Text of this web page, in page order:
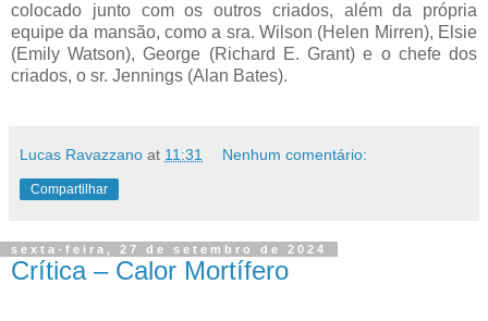
colocado junto com os outros criados, além da própria
equipe da mansão, como a sra. Wilson (Helen Mirren), Elsie
(Emily Watson), George (Richard E. Grant) e o chefe dos
criados, o sr. Jennings (Alan Bates).
Lucas Ravazzano at 11:31 Nenhum comentário:
Compartilhar
sexta-feira, 27 de setembro de 2024
Crítica – Calor Mortífero